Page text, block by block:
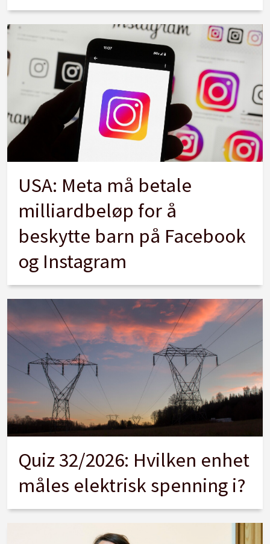
USA: Meta må betale
milliardbeløp for å
beskytte barn på Facebook
og Instagram
Quiz 32/2026: Hvilken enhet
måles elektrisk spenning i?